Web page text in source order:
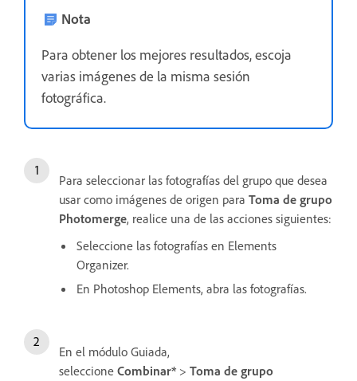
Nota
Para obtener los mejores resultados, escoja
varias imágenes de la misma sesión
fotográfica.
Para seleccionar las fotografías del grupo que desea
usar como imágenes de origen para Toma de grupo
Photomerge, realice una de las acciones siguientes:
Seleccione las fotografías en Elements
Organizer.
En Photoshop Elements, abra las fotografías.
En el módulo Guiada,
seleccione Combinar* > Toma de grupo